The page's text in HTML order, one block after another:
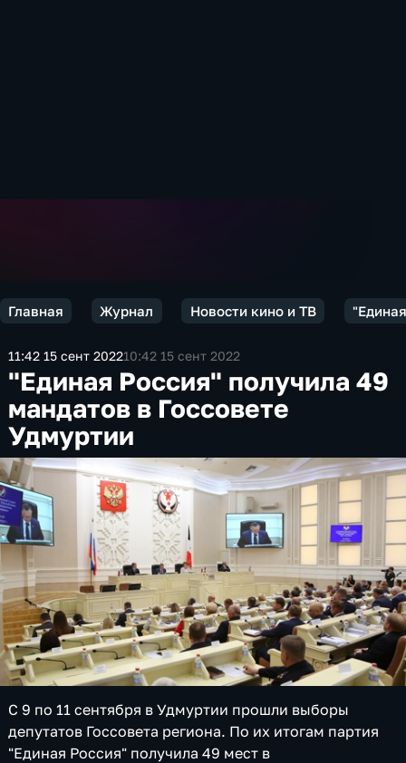
Главная Журнал Новости кино и ТВ
11:42 15 сент 202210:42 15 сент 2022
"Единая Россия" получила 49
мандатов в Госсовете
Удмуртии
С 9 по 11 сентября в Удмуртии прошли выборы
депутатов Госсовета региона. По их итогам партия
"Единая Россия" получила 49 мест в